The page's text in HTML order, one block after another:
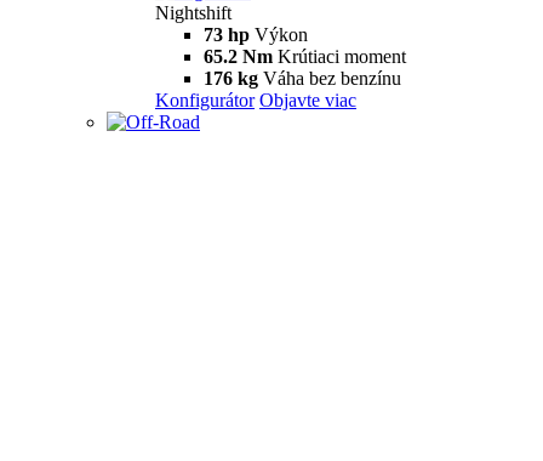
Nightshift
73 hp Výkon
65.2 Nm Krútiaci moment
176 kg Váha bez benzínu
Konfigurátor Objavte viac